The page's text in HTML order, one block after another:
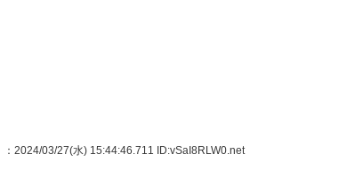
：2024/03/27(水) 15:44:46.711 ID:vSaI8RLW0.net